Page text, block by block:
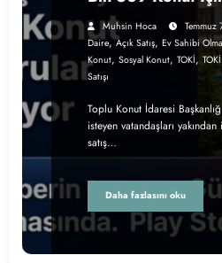
Devam Ediyor
Muhsin Hoca Temmuz
Daire,Açık Satış, Ev Sahibi Olma
Konut, Sosyal Konut, TOKİ,
Satışı
Toplu Konut İdaresi
isteyen vatandaşları
satış…
Daha fazlasını oku